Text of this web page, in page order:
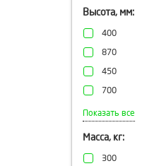
Высота, мм:
400
870
450
700
900
Показать все
Масса, кг:
300